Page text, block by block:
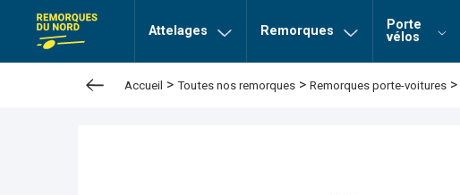
Remorques du nordAttelages Remorques
Porte
vélos
Accueil > Toutes nos remorques > Remorques porte-voitures >